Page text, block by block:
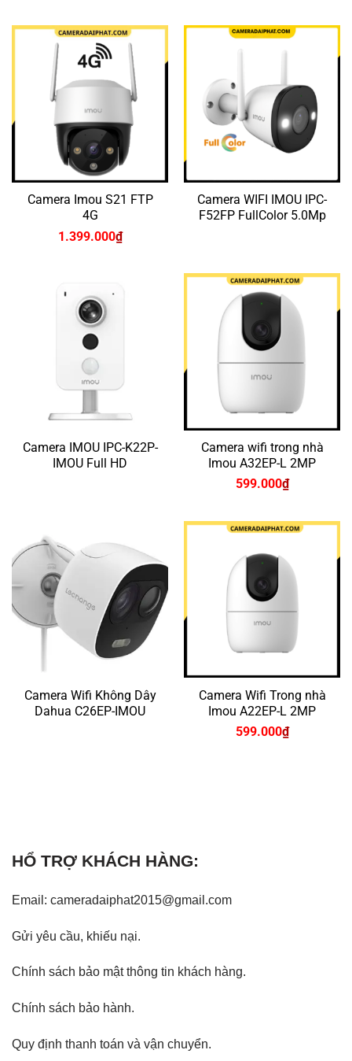
Camera Imou S21 FTP
4G
1.399.000₫
Camera WIFI IMOU IPC-
F52FP FullColor 5.0Mp
Camera IMOU IPC-K22P-
IMOU Full HD
Camera wifi trong nhà
Imou A32EP-L 2MP
599.000₫
Camera Wifi Không Dây
Dahua C26EP-IMOU
Camera Wifi Trong nhà
Imou A22EP-L 2MP
599.000₫
HỔ TRỢ KHÁCH HÀNG:
Email: cameradaiphat2015@gmail.com
Gửi yêu cầu, khiếu nại.
Chính sách bảo mật thông tin khách hàng.
Chính sách bảo hành.
Quy định thanh toán và vận chuyển.